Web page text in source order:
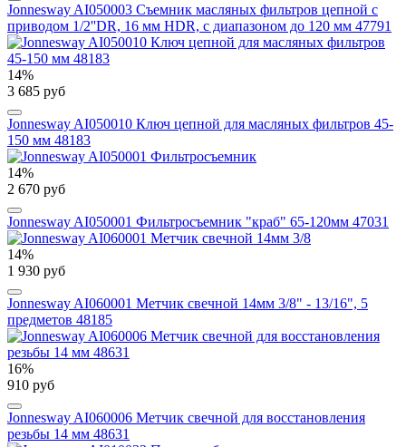
Jonnesway AI050003 Съемник масляных фильтров цепной с
приводом 1/2''DR, 16 мм HDR, с диапазоном до 120 мм 47791
14%
3 685 руб
Jonnesway AI050010 Ключ цепной для масляных фильтров 45-
150 мм 48183
14%
2 670 руб
Jonnesway AI050001 Фильтросъемник "краб" 65-120мм 47031
14%
1 930 руб
Jonnesway AI060001 Метчик свечной 14мм 3/8" - 13/16", 5
предметов 48185
16%
910 руб
Jonnesway AI060006 Метчик свечной для восстановления
резьбы 14 мм 48631